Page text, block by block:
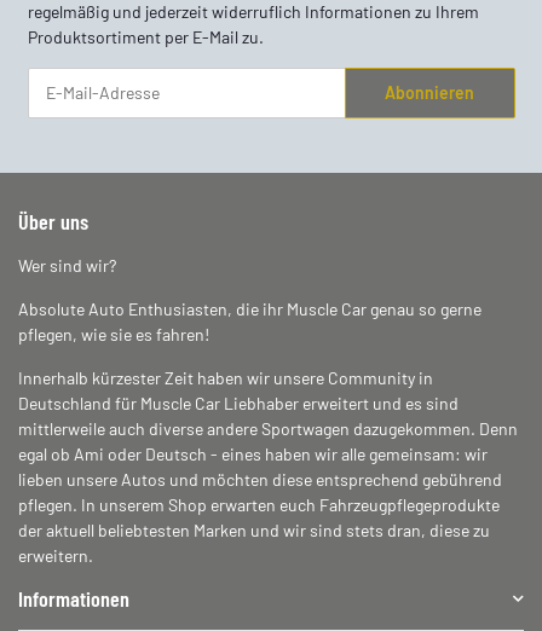
regelmäßig und jederzeit widerruflich Informationen zu Ihrem
Produktsortiment per E-Mail zu.
Abonnieren
Über uns
Wer sind wir?
Absolute Auto Enthusiasten, die ihr Muscle Car genau so gerne
pflegen, wie sie es fahren!
Innerhalb kürzester Zeit haben wir unsere Community in
Deutschland für Muscle Car Liebhaber erweitert und es sind
mittlerweile auch diverse andere Sportwagen dazugekommen. Denn
egal ob Ami oder Deutsch - eines haben wir alle gemeinsam: wir
lieben unsere Autos und möchten diese entsprechend gebührend
pflegen. In unserem Shop erwarten euch Fahrzeugpflegeprodukte
der aktuell beliebtesten Marken und wir sind stets dran, diese zu
erweitern.
Informationen